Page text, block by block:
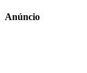
Anúncio